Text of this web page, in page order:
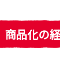
商品化の